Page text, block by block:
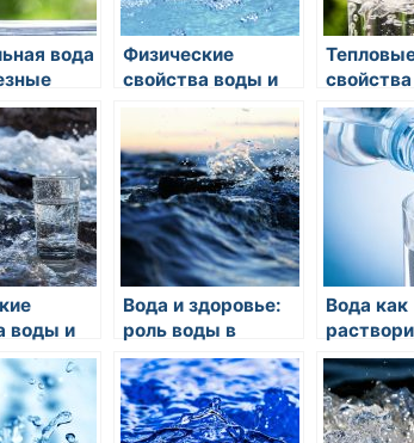
вода
Физические
свойства воды и
их значение в
природе
их
климат:
поток
воды и
с
и
Вода и здоровье:
роль воды в
организме
человека
Вода как